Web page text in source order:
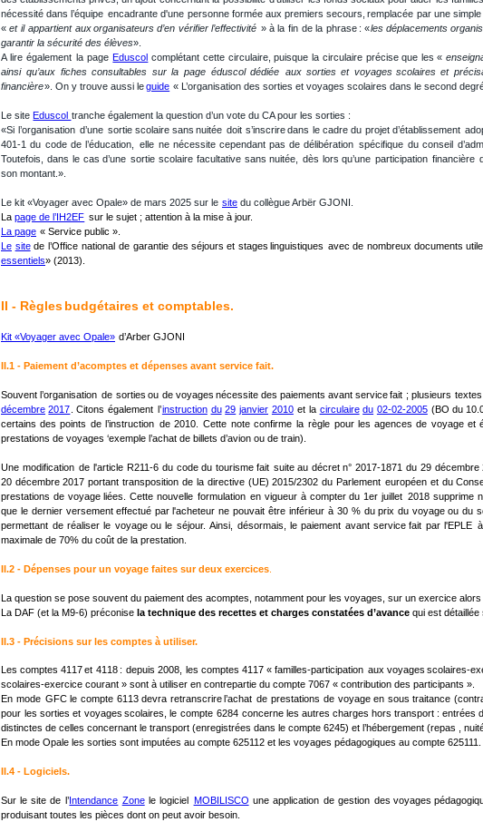
nécessité dans l’équipe encadrante d'une personne formée aux premiers secours, remplacée par une simple
« et il appartient aux organisateurs d’en vérifier l’effectivité » à la fin de la phrase : «les déplacements
garantir la sécurité des élèves».
A lire également la page Eduscol complétant cette circulaire, puisque la circulaire précise que les «
ainsi qu’aux fiches consultables sur la page éduscol dédiée aux sorties et voyages scolaires et
financière». On y trouve aussi le guide « L’organisation des sorties et voyages scolaires dans le second
Le site Eduscol tranche également la question d’un vote du CA pour les sorties :
«Si l’organisation d’une sortie scolaire sans nuitée doit s’inscrire dans le cadre du projet d’établissement
401-1 du code de l’éducation, elle ne nécessite cependant pas de délibération spécifique du conseil
Toutefois,
dans le cas d’une sortie scolaire facultative sans nuitée, dès lors qu’une participation financière
son montant.».
Le kit «Voyager avec Opale» de mars 2025 sur le site du collègue Arbër GJONI.
La page de l’IH2EF sur le sujet ; attention à la mise à jour.
La page « Service public ».
Le site de l’Office national de garantie des séjours et stages linguistiques avec de nombreux documents
essentiels» (2013).
II - Règles budgétaires et comptables.
Kit «Voyager avec Opale» d’Arber GJONI
II.1 - Paiement d’acomptes et dépenses avant service fait.
Souvent l’organisation de sorties ou de voyages nécessite des paiements avant service fait ; plusieurs textes
décembre 2017 Citons également l’instruction du 29 janvier 2010 et la circulaire du 02-02-2005 (BO du
certains des points de l’instruction de 2010. Cette note confirme la règle pour les agences de voyage et
prestations de voyages ‘exemple l’achat de billets d’avion ou de train).
Une modification de l'article R211-6 du code du tourisme fait suite au décret n° 2017-1871 du 29 décembre
20 décembre 2017 portant transposition de la directive (UE) 2015/2302 du Parlement européen et du
prestations de voyage liées. Cette nouvelle formulation en vigueur à compter du 1er juillet 2018 supprime
que le dernier versement effectué par l'acheteur ne pouvait être inférieur à 30 % du prix du voyage ou du
permettant de réaliser le voyage ou le séjour. Ainsi, désormais, le paiement avant service fait par l'EPLE à
maximale de 70% du coût de la prestation.
II.2 - Dépenses pour un voyage faites sur deux exercices.
La question se pose souvent du paiement des acomptes, notamment pour les voyages, sur un exercice alors
La DAF (et la M9-6) préconise la technique des recettes et charges constatées d’avance qui est détaillée
II.3 - Précisions sur les comptes à utiliser.
Les comptes 4117 et 4118 : depuis 2008, les comptes 4117 « familles-participation aux voyages scolaires-
scolaires-exercice courant » sont à utiliser en contrepartie du compte 7067 « contribution des participants ».
En mode GFC le compte 6113 devra retranscrire l’achat de prestations de voyage en sous traitance
pour les sorties et voyages scolaires, le compte 6284 concerne les autres charges hors transport : entrées
distinctes de celles concernant le transport (enregistrées dans le compte 6245) et l’hébergement (repas ,
En mode Opale les sorties sont imputées au compte 625112 et les voyages pédagogiques au compte 625111.
II.4 - Logiciels.
Sur le site de l’ Intendance Zone le logiciel MOBILISCO une application de gestion des voyages
produisant toutes les pièces dont on peut avoir besoin.